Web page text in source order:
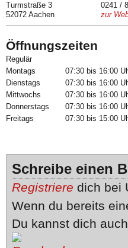
Turmstraße 3
0241 /
52072 Aachen
zur
Öffnungszeiten
Regulär
Montags
07:30 bis 16:00
Dienstags
07:30 bis 16:00
Mittwochs
07:30 bis 16:00
Donnerstags
07:30 bis 16:00
Freitags
07:30 bis 15:00
Schreibe einen
Registriere dich bei
Wenn du bereits
Du kannst dich